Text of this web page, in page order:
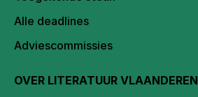
Alle deadlines
Adviescommissies
OVER LITERATUUR VLAANDEREN